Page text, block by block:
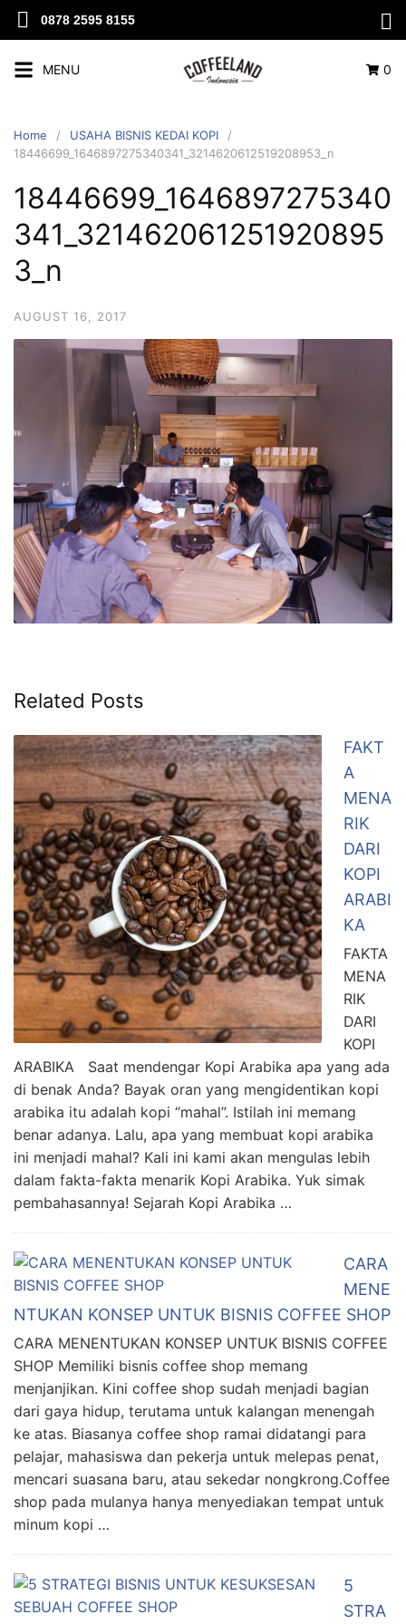
0878 2595 8155
MENU 0
Home
USAHA BISNIS KEDAI KOPI
18446699_1646897275340341_3214620612519208953_n
18446699_1646897275340
341_321462061251920895
3_n
AUGUST 16, 2017
Related Posts
FAKT
A
MENA
RIK
DARI
KOPI
ARABI
KA
FAKTA
MENA
RIK
DARI
KOPI
ARABIKA Saat mendengar Kopi Arabika apa yang ada
di benak Anda? Bayak oran yang mengidentikan kopi
arabika itu adalah kopi “mahal”. Istilah ini memang
benar adanya. Lalu, apa yang membuat kopi arabika
ini menjadi mahal? Kali ini kami akan mengulas lebih
dalam fakta-fakta menarik Kopi Arabika. Yuk simak
pembahasannya! Sejarah Kopi Arabika …
CARA
MENE
NTUKAN KONSEP UNTUK BISNIS COFFEE SHOP
CARA MENENTUKAN KONSEP UNTUK BISNIS COFFEE
SHOP Memiliki bisnis coffee shop memang
menjanjikan. Kini coffee shop sudah menjadi bagian
dari gaya hidup, terutama untuk kalangan menengah
ke atas. Biasanya coffee shop ramai didatangi para
pelajar, mahasiswa dan pekerja untuk melepas penat,
mencari suasana baru, atau sekedar nongkrong.Coffee
shop pada mulanya hanya menyediakan tempat untuk
minum kopi …
5
STRA